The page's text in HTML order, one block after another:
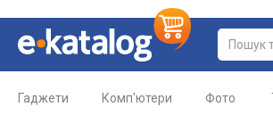
Гаджети Комп'ютери Фото